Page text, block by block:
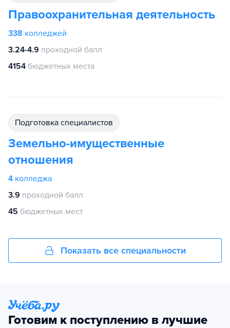
Правоохранительная деятельность
338 колледжей
3.24-4.9 проходной балл
4154 бюджетных места
подготовка специалистов
Земельно-имущественные
отношения
4 колледжа
3.9 проходной балл
45 бюджетных мест
Показать все специальности
Готовим к поступлению в лучшие